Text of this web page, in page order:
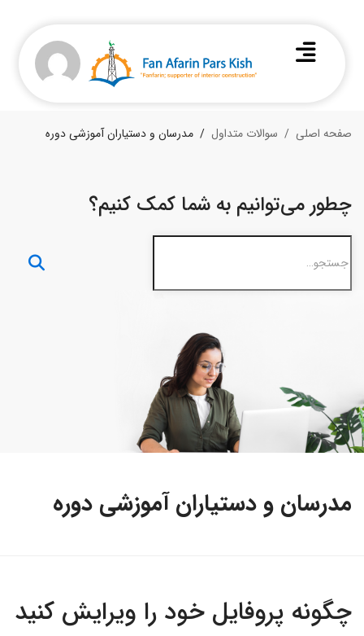
صفحه اصلی سوالات متداول مدرسان و دستیاران آموزشی دوره
چطور می‌توانیم به شما کمک کنیم؟
مدرسان و دستیاران آموزشی دوره
چگونه پروفایل خود را ویرایش کنید